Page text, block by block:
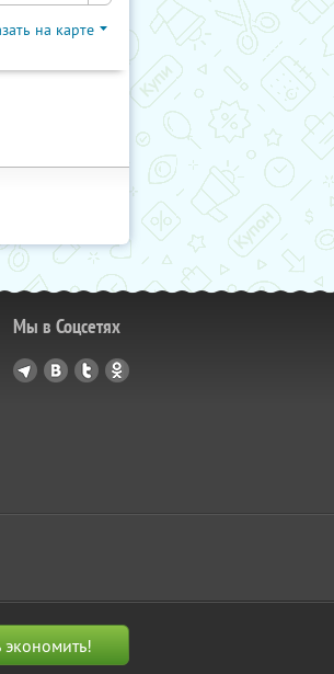
на карте
Мы в Соцсетях